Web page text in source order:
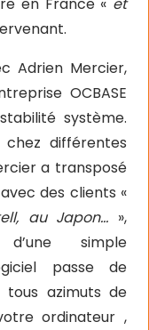
Adrien Mercier,
OCBASE
système.
chez différentes
a transposé
des clients «
au Japon… »,
simple
passe de
tous azimuts de
ordinateur ,